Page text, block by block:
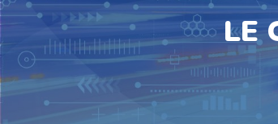
LE